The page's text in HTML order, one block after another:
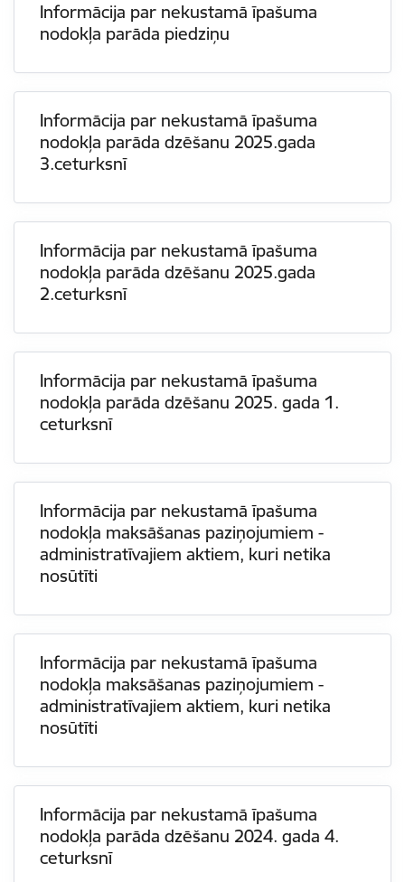
Informācija par nekustamā īpašuma
nodokļa parāda piedziņu
Informācija par nekustamā īpašuma
nodokļa parāda dzēšanu 2025.gada
3.ceturksnī
Informācija par nekustamā īpašuma
nodokļa parāda dzēšanu 2025.gada
2.ceturksnī
Informācija par nekustamā īpašuma
nodokļa parāda dzēšanu 2025. gada 1.
ceturksnī
Informācija par nekustamā īpašuma
nodokļa maksāšanas paziņojumiem -
administratīvajiem aktiem, kuri netika
nosūtīti
Informācija par nekustamā īpašuma
nodokļa maksāšanas paziņojumiem -
administratīvajiem aktiem, kuri netika
nosūtīti
Informācija par nekustamā īpašuma
nodokļa parāda dzēšanu 2024. gada 4.
ceturksnī